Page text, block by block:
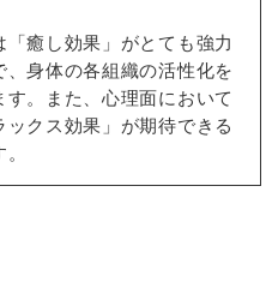
「癒し効果」がとても強力
、身体の各組織の活性化を
す。また、心理面において
ックス効果」が期待できる